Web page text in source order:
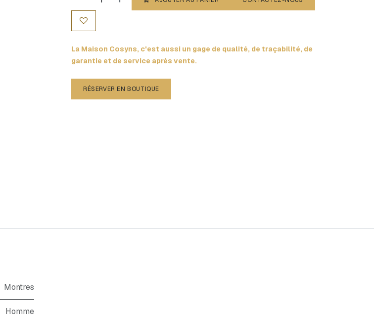
La Maison Cosyns, c'est aussi un gage de qualité, de traçabilité, de
garantie et de service après vente.
RÉSERVER EN BOUTIQUE
Montres
Homme